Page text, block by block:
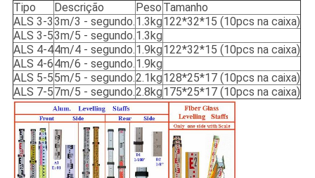
Tipo Descrição Peso Tamanho
ALS 3-33m/3 - segundo.1.3kg122*32*15 (10pcs na caixa)
ALS 3-53m/5 - segundo.1.3kg
ALS 4-44m/4 - segundo.1.9kg122*32*15 (10pcs na caixa)
ALS 4-64m/6 - segundo.1.9kg
ALS 5-55m/5 - segundo.2.1kg128*25*17 (10pcs na caixa)
ALS 7-57m/5 - segundo.2.8kg175*25*17 (10pcs na caixa)